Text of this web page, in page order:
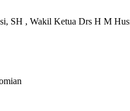
SH , Wakil Ketua Drs H M